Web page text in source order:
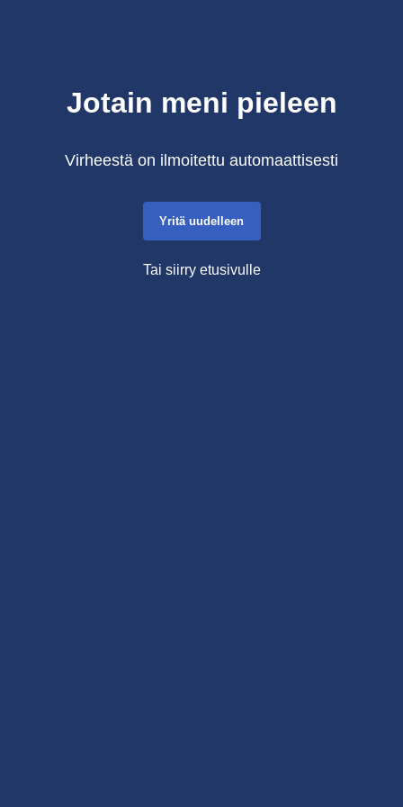
Jotain meni pieleen
Virheestä on ilmoitettu automaattisesti
Yritä uudelleen
Tai siirry etusivulle